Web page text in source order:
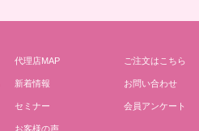
みどりごとグリーンボトル
代理店MAP
新着情報
セミナー
お客様の声
ご注文はこちら
お問い合わせ
会員アンケート